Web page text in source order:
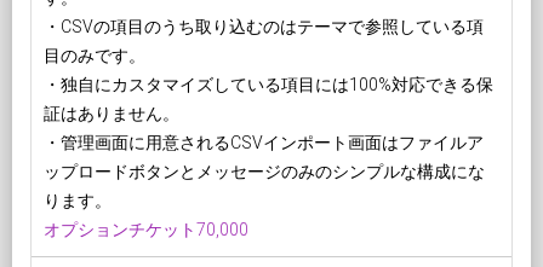
・CSVの項目のうち取り込むのはテーマで参照している項
目のみです。
・独自にカスタマイズしている項目には100%対応できる保
証はありません。
・管理画面に用意されるCSVインポート画面はファイルア
ップロードボタンとメッセージのみのシンプルな構成にな
ります。
オプションチケット70,000